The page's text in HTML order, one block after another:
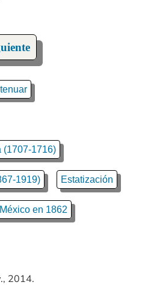
(1707-1716)
1919) Estatización
en 1862
2014.